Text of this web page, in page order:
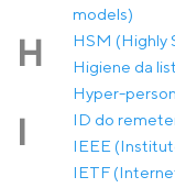
models)
H HSM (Highly
Higiene da
Hyper-
I
ID do
IEEE
IETF